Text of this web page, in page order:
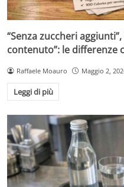
“Senza zuccheri
contenuto”: le differenze
Raffaele Moauro Maggio 2,
Leggi di più